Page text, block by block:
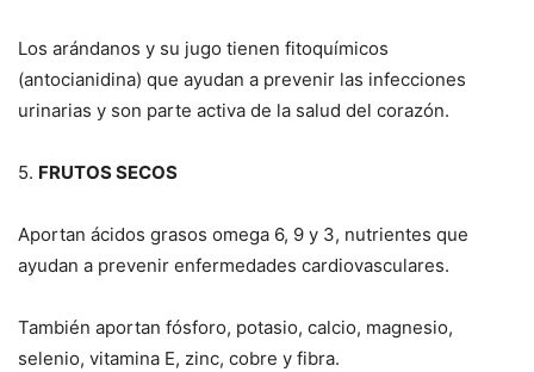
Los arándanos y su jugo tienen fitoquímicos
(antocianidina) que ayudan a prevenir las infecciones
urinarias y son parte activa de la salud del corazón.
5. FRUTOS SECOS
Aportan ácidos grasos omega 6, 9 y 3, nutrientes que
ayudan a prevenir enfermedades cardiovasculares.
También aportan fósforo, potasio, calcio, magnesio,
selenio, vitamina E, zinc, cobre y fibra.